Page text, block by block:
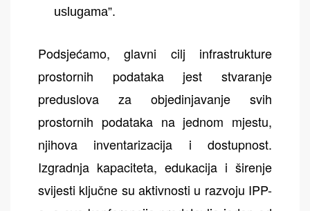
uslugama”.
Podsjećamo, glavni cilj infrastrukture
prostornih podataka jest stvaranje
preduslova za objedinjavanje svih
prostornih podataka na jednom mjestu,
njihova inventarizacija i dostupnost.
Izgradnja kapaciteta, edukacija i širenje
svijesti ključne su aktivnosti u razvoju IPP-